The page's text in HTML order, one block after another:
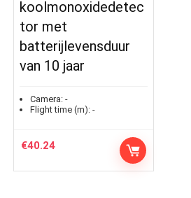
koolmonoxidedetec
tor met
batterijlevensduur
van 10 jaar
Camera: -
Flight time (m): -
€40.24